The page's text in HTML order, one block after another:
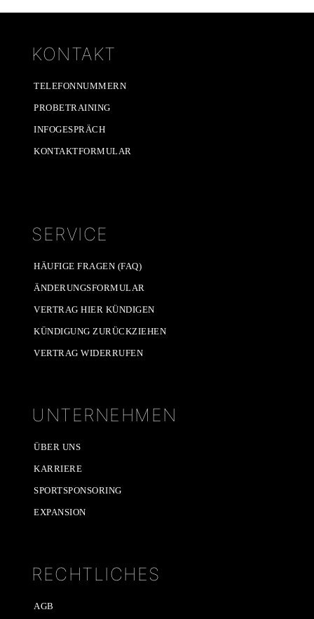
KONTAKT
TELEFONNUMMERN
PROBETRAINING
INFOGESPRÄCH
KONTAKTFORMULAR
SERVICE
HÄUFIGE FRAGEN (FAQ)
ÄNDERUNGSFORMULAR
VERTRAG HIER KÜNDIGEN
KÜNDIGUNG ZURÜCKZIEHEN
VERTRAG WIDERRUFEN
UNTERNEHMEN
ÜBER UNS
KARRIERE
SPORTSPONSORING
EXPANSION
RECHTLICHES
AGB